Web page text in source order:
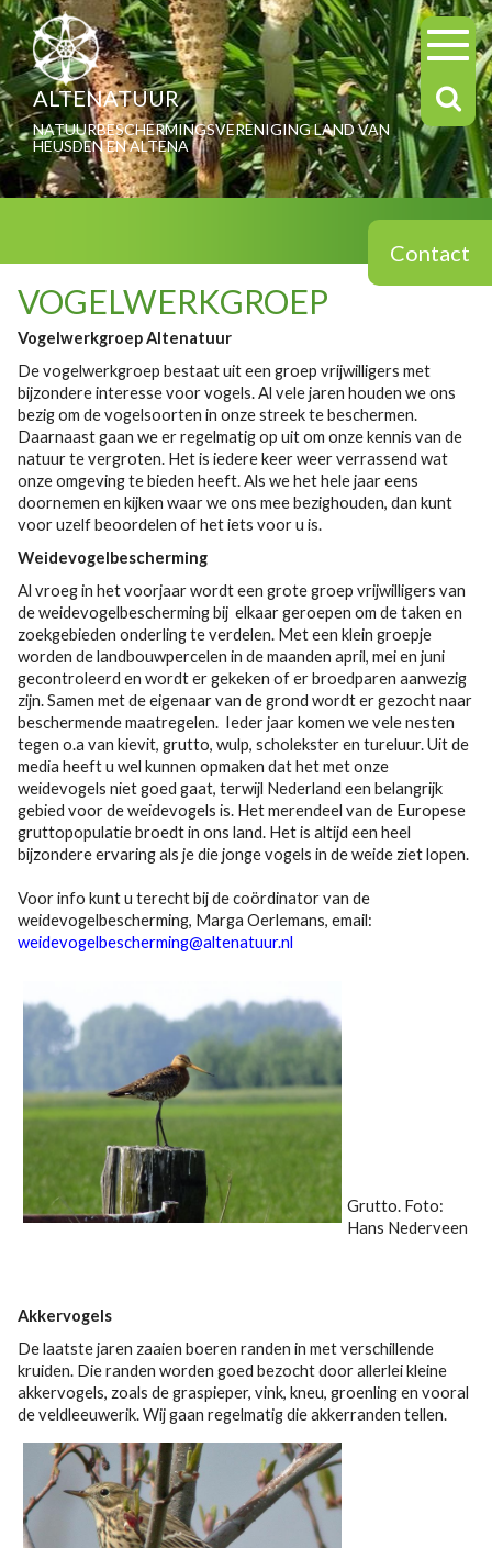
ALTENATUUR
NATUURBESCHERMINGSVERENIGING LAND VAN
HEUSDEN EN ALTENA
Contact
VOGELWERKGROEP
Vogelwerkgroep Altenatuur
De vogelwerkgroep bestaat uit een groep vrijwilligers met
bijzondere interesse voor vogels. Al vele jaren houden we ons
bezig om de vogelsoorten in onze streek te beschermen.
Daarnaast gaan we er regelmatig op uit om onze kennis van de
natuur te vergroten. Het is iedere keer weer verrassend wat
onze omgeving te bieden heeft. Als we het hele jaar eens
doornemen en kijken waar we ons mee bezighouden, dan kunt
voor uzelf beoordelen of het iets voor u is.
Weidevogelbescherming
Al vroeg in het voorjaar wordt een grote groep vrijwilligers van
de weidevogelbescherming bij elkaar geroepen om de taken en
zoekgebieden onderling te verdelen. Met een klein groepje
worden de landbouwpercelen in de maanden april, mei en juni
gecontroleerd en wordt er gekeken of er broedparen aanwezig
zijn. Samen met de eigenaar van de grond wordt er gezocht naar
beschermende maatregelen. Ieder jaar komen we vele nesten
tegen o.a van kievit, grutto, wulp, scholekster en tureluur. Uit de
media heeft u wel kunnen opmaken dat het met onze
weidevogels niet goed gaat, terwijl Nederland een belangrijk
gebied voor de weidevogels is. Het merendeel van de Europese
gruttopopulatie broedt in ons land. Het is altijd een heel
bijzondere ervaring als je die jonge vogels in de weide ziet lopen.
Voor info kunt u terecht bij de coördinator van de
weidevogelbescherming, Marga Oerlemans, email:
weidevogelbescherming@altenatuur.nl
Grutto. Foto:
Hans Nederveen
Akkervogels
De laatste jaren zaaien boeren randen in met verschillende
kruiden. Die randen worden goed bezocht door allerlei kleine
akkervogels, zoals de graspieper, vink, kneu, groenling en vooral
de veldleeuwerik. Wij gaan regelmatig die akkerranden tellen.